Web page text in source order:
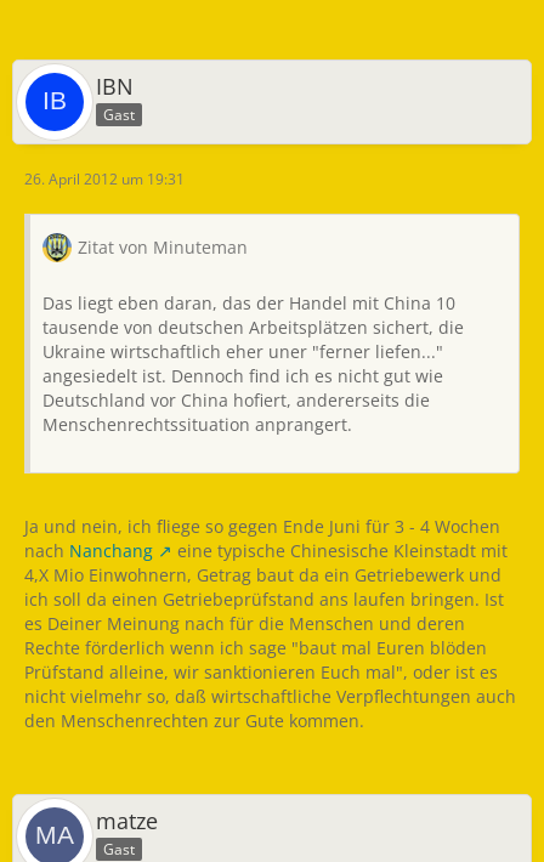
IBN
Gast
26. April 2012 um 19:31
Zitat von Minuteman
Das liegt eben daran, das der Handel mit China 10
tausende von deutschen Arbeitsplätzen sichert, die
Ukraine wirtschaftlich eher uner "ferner liefen..."
angesiedelt ist. Dennoch find ich es nicht gut wie
Deutschland vor China hofiert, andererseits die
Menschenrechtssituation anprangert.
Ja und nein, ich fliege so gegen Ende Juni für 3 - 4 Wochen
nach Nanchang
eine typische Chinesische Kleinstadt mit
4,X Mio Einwohnern, Getrag baut da ein Getriebewerk und
ich soll da einen Getriebeprüfstand ans laufen bringen. Ist
es Deiner Meinung nach für die Menschen und deren
Rechte förderlich wenn ich sage "baut mal Euren blöden
Prüfstand alleine, wir sanktionieren Euch mal", oder ist es
nicht vielmehr so, daß wirtschaftliche Verpflechtungen auch
den Menschenrechten zur Gute kommen.
matze
Gast